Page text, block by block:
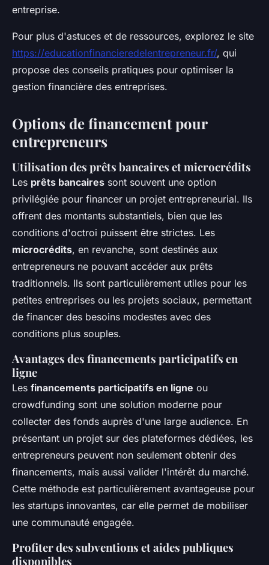
entreprise.
Pour plus d'astuces et de ressources, explorez le site
https://educationfinancieredelentrepreneur.fr/, qui
propose des conseils pratiques pour optimiser la
gestion financière des entreprises.
Options de financement pour
entrepreneurs
Utilisation des prêts bancaires et microcrédits
Les prêts bancaires sont souvent une option
privilégiée pour financer un projet entrepreneurial. Ils
offrent des montants substantiels, bien que les
conditions d'octroi puissent être strictes. Les
microcrédits, en revanche, sont destinés aux
entrepreneurs ne pouvant accéder aux prêts
traditionnels. Ils sont particulièrement utiles pour les
petites entreprises ou les projets sociaux, permettant
de financer des besoins modestes avec des
conditions plus souples.
Avantages des financements participatifs en
ligne
Les financements participatifs en ligne ou
crowdfunding sont une solution moderne pour
collecter des fonds auprès d'une large audience. En
présentant un projet sur des plateformes dédiées, les
entrepreneurs peuvent non seulement obtenir des
financements, mais aussi valider l'intérêt du marché.
Cette méthode est particulièrement avantageuse pour
les startups innovantes, car elle permet de mobiliser
une communauté engagée.
Profiter des subventions et aides publiques
disponibles